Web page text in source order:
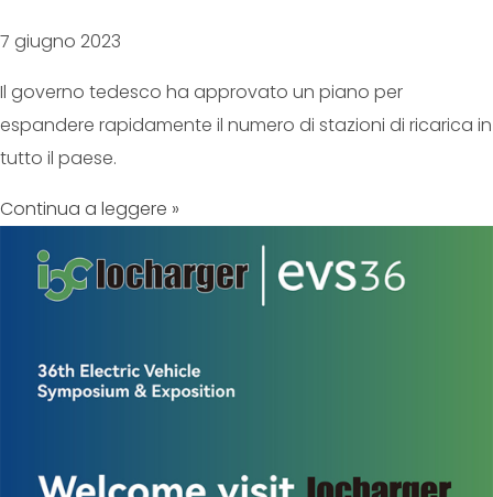
7 giugno 2023
Il governo tedesco ha approvato un piano per
espandere rapidamente il numero di stazioni di ricarica in
tutto il paese.
Continua a leggere »